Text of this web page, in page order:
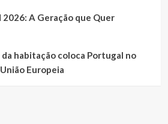
A Geração que Quer
da habitação coloca Portugal no
Europeia